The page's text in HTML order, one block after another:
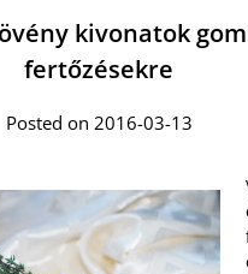
kivonatok
fertőzésekre
Posted on 2016-03-13